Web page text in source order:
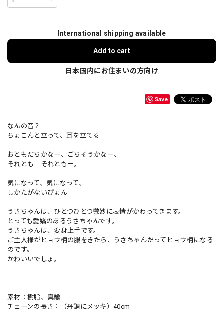
International shipping available
Add to cart
日本国内にお住まいの方向け
Save
なんの音？
ちょこんと立って、耳を立てる
おともだちかなー、ごちそうかなー、
それとも それともー。
気になって、気になって、
しかたがないぴょん
うさちゃんは、ひとつひとつ微妙に表情がかわってきます。
とっても愛嬌のあるうさちゃんです。
うさちゃんは、変身上手です。
ご主人様がヒョウ柄の服をきたら、うさちゃんだってヒョウ柄になる
のです。
かわいいでしょ。
素材：樹脂、真鍮
チェーンの長さ：（丹銅にメッキ）40cm